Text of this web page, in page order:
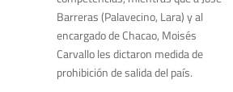
Barreras (Palavecino, Lara) y al
encargado de Chacao, Moisés
Carvallo les dictaron medida de
prohibición de salida del país.